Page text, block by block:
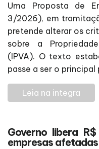
Uma Proposta de
3/2026), em
pretende alterar os
sobre a
(IPVA). O texto
passe a ser o principal
Leia na integra
Governo libera
empresas